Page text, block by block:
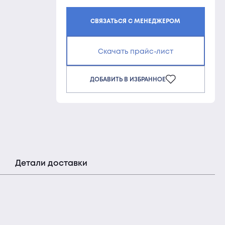
СВЯЗАТЬСЯ С МЕНЕДЖЕРОМ
Скачать прайс-лист
ДОБАВИТЬ В ИЗБРАННОЕ
Детали доставки